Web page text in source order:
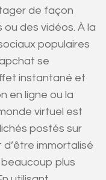
de façon
des vidéos. À la
populaires
se
instantané et
en ligne ou la
virtuel est
postés sur
immortalisé
beaucoup plus